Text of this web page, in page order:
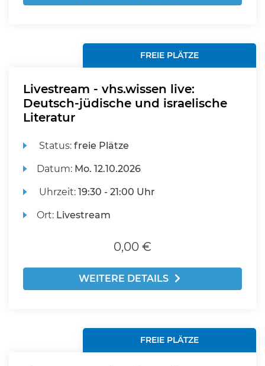
FREIE PLÄTZE
Livestream - vhs.wissen live:
Deutsch-jüdische und israelische
Literatur
Status:freie Plätze
Datum: Mo. 12.10.2026
Uhrzeit:19:30 - 21:00 Uhr
Ort: Livestream
0,00 €
WEITERE DETAILS
FREIE PLÄTZE